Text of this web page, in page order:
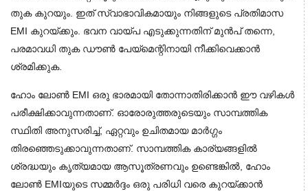
തുക കുറയും. ഇത് സ്വാഭാവികമായും നിങ്ങളുടെ പ്രതിമാസ
EMI കുറയ്ക്കും. ഭവന വായ്പ എടുക്കുന്നതിന് മുൻപ് തന്നെ,
പരമാവധി തുക ഡൗൺ പേയ്‌മെന്റിനായി നീക്കിവെക്കാൻ
ശ്രമിക്കുക.
ഹോം ലോൺ EMI ഒരു ഭാരമായി തോന്നാതിരിക്കാൻ ഈ വഴികൾ
പരീക്ഷിക്കാവുന്നതാണ്. ഓരോരുത്തരുടെയും സാമ്പത്തിക
സ്ഥിതി അനുസരിച്ച്, ഏറ്റവും ഉചിതമായ മാർഗ്ഗം
തിരഞ്ഞെടുക്കാവുന്നതാണ്. സാമ്പത്തിക കാര്യങ്ങളിൽ
ശ്രദ്ധയും കൃത്യമായ ആസൂത്രണവും ഉണ്ടെങ്കിൽ, ഹോം
ലോൺ EMIയുടെ സമ്മർദ്ദം ഒരു പരിധി വരെ കുറയ്ക്കാൻ